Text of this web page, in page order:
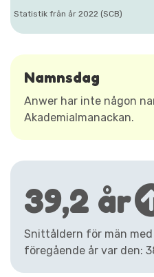
Statistik från år 2022 (SCB)
Namnsdag
Anwer har inte någon
Akademialmanackan.
39,2 år
Snittåldern för män
föregående år var den: